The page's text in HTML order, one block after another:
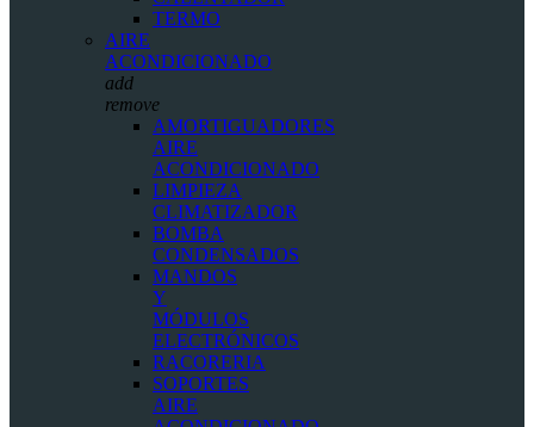
TERMO
AIRE
ACONDICIONADO
add
remove
AMORTIGUADORES
AIRE
ACONDICIONADO
LIMPIEZA
CLIMATIZADOR
BOMBA
CONDENSADOS
MANDOS
Y
MÓDULOS
ELECTRÓNICOS
RACORERIA
SOPORTES
AIRE